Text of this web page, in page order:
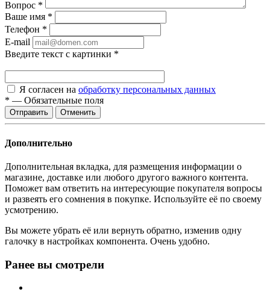
Вопрос *
Ваше имя *
Телефон *
E-mail
Введите текст с картинки *
Я согласен на обработку персональных данных
* — Обязательные поля
Отменить
Дополнительно
Дополнительная вкладка, для размещения информации о
магазине, доставке или любого другого важного контента.
Поможет вам ответить на интересующие покупателя вопросы
и развеять его сомнения в покупке. Используйте её по своему
усмотрению.
Вы можете убрать её или вернуть обратно, изменив одну
галочку в настройках компонента. Очень удобно.
Ранее вы смотрели